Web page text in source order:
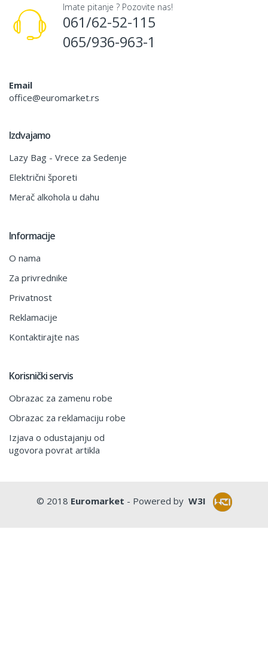
Imate pitanje ? Pozovite nas!
061/62-52-115
065/936-963-1
Email
office@euromarket.rs
Izdvajamo
Lazy Bag - Vrece za Sedenje
Električni šporeti
Merač alkohola u dahu
Informacije
O nama
Za privrednike
Privatnost
Reklamacije
Kontaktirajte nas
Korisnički servis
Obrazac za zamenu robe
Obrazac za reklamaciju robe
Izjava o odustajanju od
ugovora povrat artikla
© 2018 Euromarket - Powered by W3I